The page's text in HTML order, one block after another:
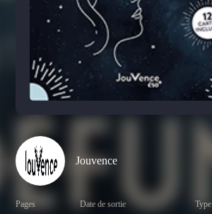
Jouvence
Pages Date de sortie Type